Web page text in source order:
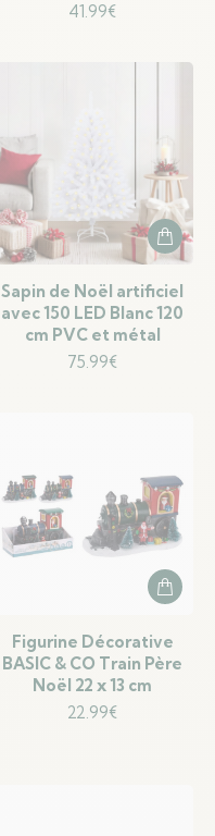
41.99€
Sapin de Noël artificiel
avec 150 LED Blanc 120
cm PVC et métal
75.99€
Figurine Décorative
BASIC & CO Train Père
Noël 22 x 13 cm
22.99€